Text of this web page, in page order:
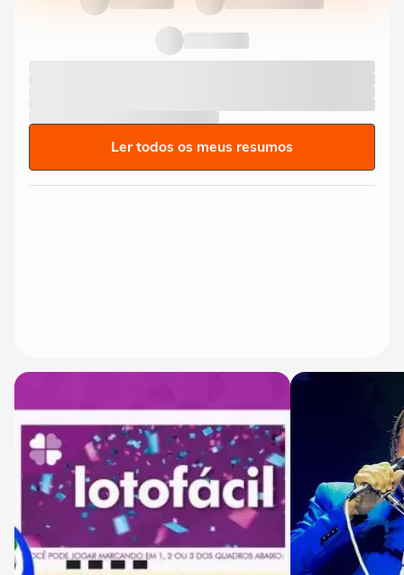
Ler todos os meus resumos